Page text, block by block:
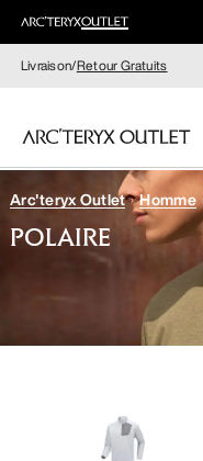
Livraison/Retour Gratuits
FEMME
Arc'teryx Outlet Homme
POLAIRE